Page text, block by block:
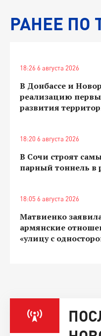
РАНЕЕ ПО
18:26 6 августа 2026
В Донбассе и
реализацию
развития
18:20 6 августа 2026
В Сочи строят
парный тоннель в
18:05 6 августа 2026
Матвиенко
армянские
«улицу с